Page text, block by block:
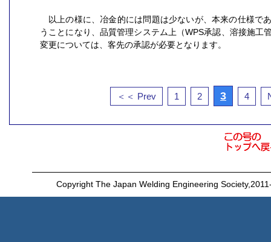
以上の様に、冶金的には問題は少ないが、本来の仕様で
うことになり、品質管理システム上（WPS承認、溶接施工
変更については、客先の承認が必要となります。
＜＜ Prev 1 2 3 4
Copyright The Japan Welding Engineering